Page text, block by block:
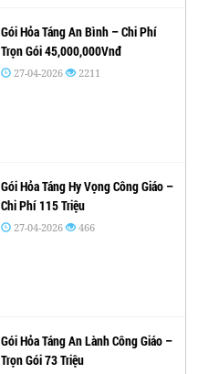
Gói Hỏa Táng An Bình – Chi Phí
Trọn Gói 45,000,000Vnđ
27-04-2026 2211
Gói Hỏa Táng Hy Vọng Công Giáo –
Chi Phí 115 Triệu
27-04-2026 466
Gói Hỏa Táng An Lành Công Giáo –
Trọn Gói 73 Triệu